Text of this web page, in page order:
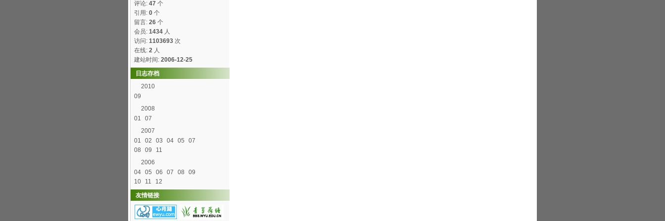
评论: 47 个
引用: 0 个
留言: 26 个
会员: 1434 人
访问: 1103693 次
在线: 2 人
建站时间: 2006-12-25
日志存档
2010
09
2008
01
07
2007
01
02 03 04 05
07
08
09
11
2006
04 05 06 07 08
09
10
11
12
友情链接